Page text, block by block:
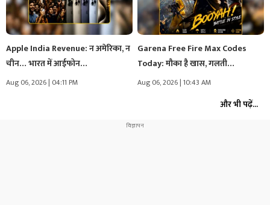
Apple India Revenue: न अमेरिका, न
चीन… भारत में आईफोन…
Aug 06, 2026 | 04:11 PM
Garena Free Fire Max Codes
Today: मौका है खास, गलती…
Aug 06, 2026 | 10:43 AM
और भी पढ़ें...